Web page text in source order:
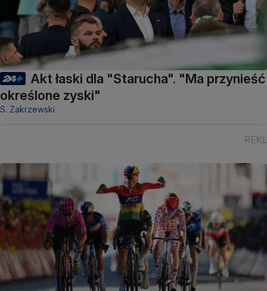
Akt łaski dla "Starucha". "Ma przynieść
określone zyski"
S. Zakrzewski